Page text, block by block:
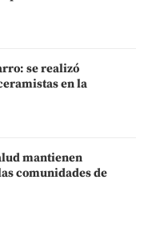
se realizó
en la
mantienen
comunidades de